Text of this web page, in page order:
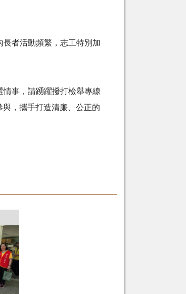
者活動頻繁，志工特別加
事，請踴躍撥打檢舉專線
，攜手打造清廉、公正的